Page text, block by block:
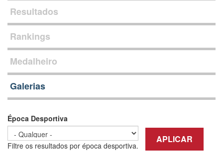
Resultados
Rankings
Medalheiro
Galerias
Época Desportiva
Filtre os resultados por época desportiva.
APLICAR